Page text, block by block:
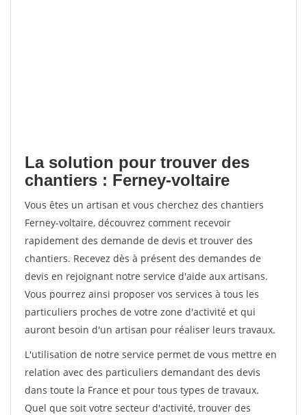
La solution pour trouver des
chantiers : Ferney-voltaire
Vous êtes un artisan et vous cherchez des chantiers
Ferney-voltaire, découvrez comment recevoir
rapidement des demande de devis et trouver des
chantiers. Recevez dès à présent des demandes de
devis en rejoignant notre service d'aide aux artisans.
Vous pourrez ainsi proposer vos services à tous les
particuliers proches de votre zone d'activité et qui
auront besoin d'un artisan pour réaliser leurs travaux.
L'utilisation de notre service permet de vous mettre en
relation avec des particuliers demandant des devis
dans toute la France et pour tous types de travaux.
Quel que soit votre secteur d'activité, trouver des